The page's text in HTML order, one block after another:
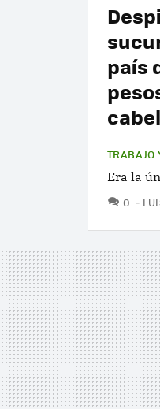
país
TRABAJO
Era la
0